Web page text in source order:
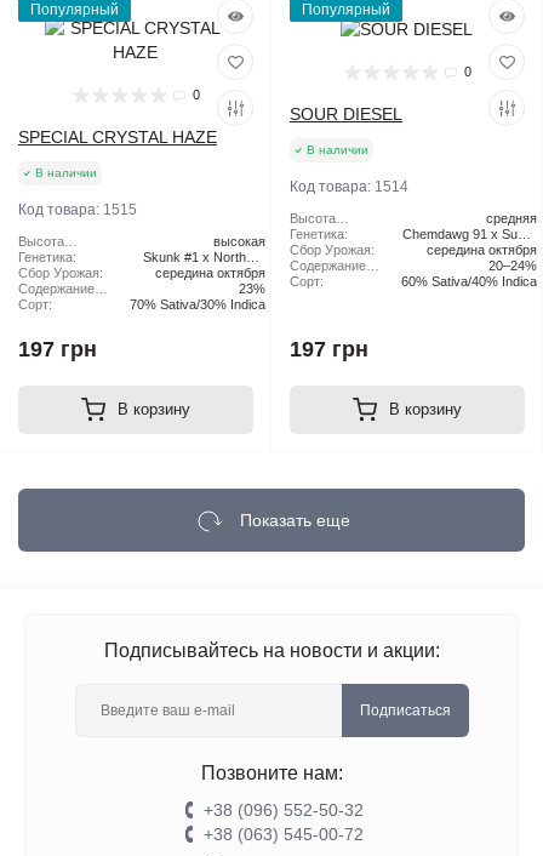
Популярный
0
SPECIAL CRYSTAL HAZE
В наличии
Код товара: 1515
Высота
растения:
высокая
Генетика:
Skunk #1 x Northern
Lights x Haze
Сбор Урожая:
середина октября
Содержание
ТГК:
23%
Сорт:
70% Sativa/30% Indica
197 грн
В корзину
Популярный
0
SOUR DIESEL
В наличии
Код товара: 1514
Высота
растения:
средняя
Генетика:
Chemdawg 91 x Super
Skunk
Сбор Урожая:
середина октября
Содержание
ТГК:
20–24%
Сорт:
60% Sativa/40% Indica
197 грн
В корзину
Показать еще
Подписывайтесь на новости и акции:
Подписаться
Позвоните нам:
+38 (096) 552-50-32
+38 (063) 545-00-72